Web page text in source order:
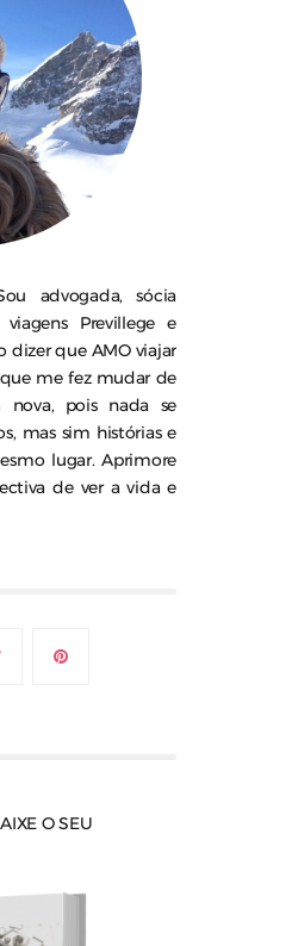
advogada, sócia
Previllege e
dizer que AMO viajar
me fez mudar de
nova, pois nada se
mas sim histórias e
lugar. Aprimore
de ver a vida e
O SEU